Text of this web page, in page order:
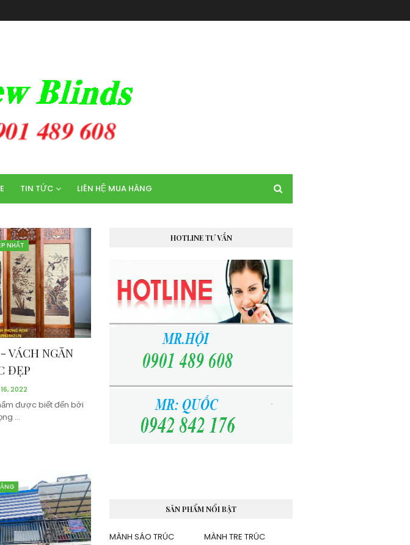
TIN TỨC LIÊN HỆ MUA HÀNG
NHẤT
VÁCH NGĂN
ĐẸP
2022
được biết đến bởi
…
HOTLINE TƯ VẤN
SẢN PHẨM NỔI BẬT
MÀNH SÁO TRÚC
MÀNH TRE TRÚC